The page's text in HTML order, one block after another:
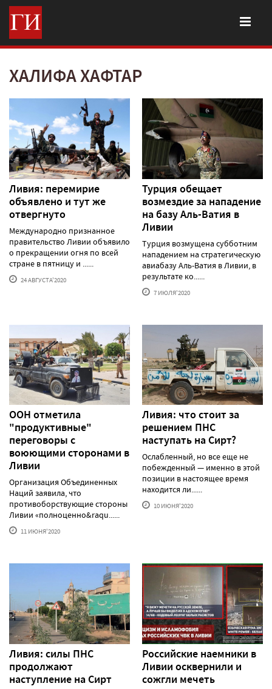
ХАЛИФА ХАФТАР
Ливия: перемирие
объявлено и тут же
отвергнуто
Международно признанное
правительство Ливии объявило
о прекращении огня по всей
стране в пятницу и ......
24 АВГУСТА'2020
Турция обещает
возмездие за нападение
на базу Аль-Ватия в
Ливии
Турция возмущена субботним
нападением на стратегическую
авиабазу Аль-Ватия в Ливии, в
результате ко......
7 ИЮЛЯ'2020
ООН отметила
"продуктивные"
переговоры с
воюющими сторонами в
Ливии
Организация Объединенных
Наций заявила, что
противоборствующие стороны
Ливии «полноценно&raqu......
11 ИЮНЯ'2020
Ливия: что стоит за
решением ПНС
наступать на Сирт?
Ослабленный, но все еще не
побежденный — именно в этой
позиции в настоящее время
находится ли......
10 ИЮНЯ'2020
Ливия: силы ПНС
продолжают
наступление на Сирт
Российские наемники в
Ливии осквернили и
сожгли мечеть